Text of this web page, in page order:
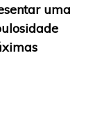
uma